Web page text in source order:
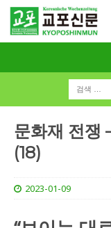
문화재 전쟁
(18)
2023-01-09